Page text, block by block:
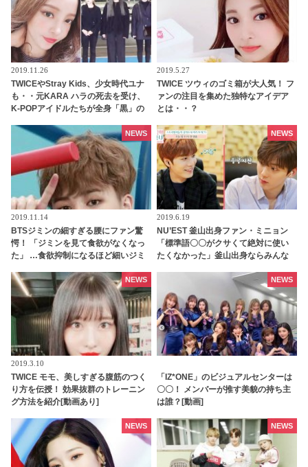
2019.11.26
TWICEやStray Kids、少女時代ユナ
も・・元KARA ハラの死去を受け、
K-POPアイドルたちが全身「黒」の
2019.5.27
TWICE ツウィのゴミ箱が大人気！ フ
ァンの注目を集めた独特なアイデア
とは・・？
2019.11.14
BTSジミンの細すぎる腰にファン驚
愕！ 「ジミンを見て食欲がなくなっ
た」 …食欲抑制になるほど細いジミ
NEWS
2019.6.19
NU’EST 釜山出身ファン・ミニョン
「標準語〇〇がクサくて絶対に使い
たくなかった」釜山出身ならみんな
NEWS
2019.3.10
TWICE モモ、美しすぎる腹筋のつく
り方を伝授！ 効果抜群のトレーニン
グ方法を紹介[動画あり]
NEWS
「IZ*ONE」のビジュアルセンターは
〇〇！ メンバーが推す美貌の持ち主
は誰？[動画]
NEWS
NEWS NEWS